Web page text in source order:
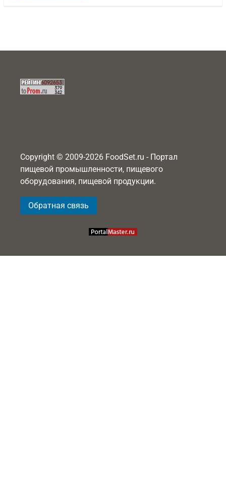
Copyright © 2009-2026 FoodSet.ru - Портал
пищевой промышленности, пищевого
оборудования, пищевой продукции.
Обратная связь